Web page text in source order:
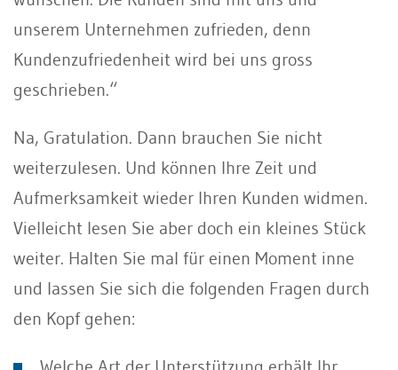
unserem Unternehmen zufrieden, denn
Kundenzufriedenheit wird bei uns gross
geschrieben.“
Na, Gratulation. Dann brauchen Sie nicht
weiterzulesen. Und können Ihre Zeit und
Aufmerksamkeit wieder Ihren Kunden widmen.
Vielleicht lesen Sie aber doch ein kleines Stück
weiter. Halten Sie mal für einen Moment inne
und lassen Sie sich die folgenden Fragen durch
den Kopf gehen: